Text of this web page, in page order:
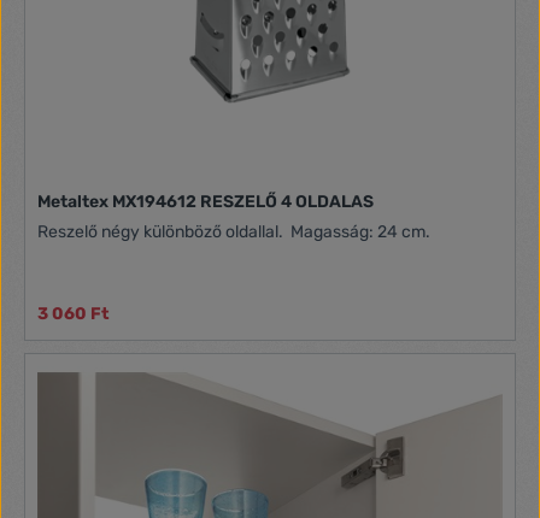
Metaltex MX194612 RESZELŐ 4 OLDALAS
Reszelő négy különböző oldallal. Magasság: 24 cm.
3 060 Ft